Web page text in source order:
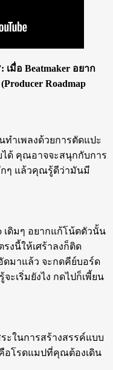
เมื่อ Beatmaker อยาก
Roadmap
ทำเพลงด้วยการตัดแปะ
ได้ คุณอาจจะสนุกกับการ
กๆ แล้วคุณรู้ดีว่ามันมี
เดิมๆ อยากแก้โน้ตตัวนั้น
งนี้ให้เศร้าลงก็ติด
ดมาแล้ว จะกดคีย์บอร์ด
ะเริ่มยังไง กดไปก็เพี้ยน
ในการสร้างสรรค์แบบ
คือโรดแมปที่คุณต้องเดิน